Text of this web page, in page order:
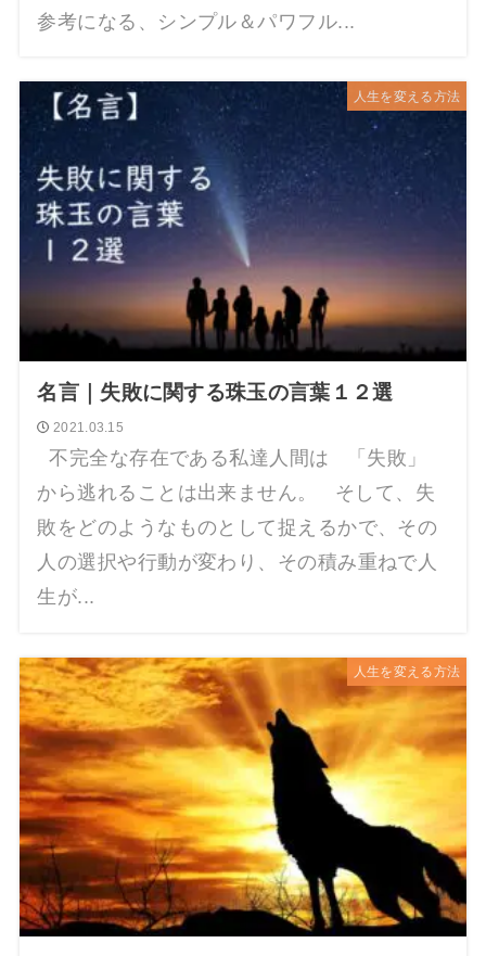
参考になる、シンプル＆パワフル...
人生を変える方法
名言｜失敗に関する珠玉の言葉１２選
2021.03.15
不完全な存在である私達人間は 「失敗」
から逃れることは出来ません。 そして、失
敗をどのようなものとして捉えるかで、その
人の選択や行動が変わり、その積み重ねで人
生が...
人生を変える方法